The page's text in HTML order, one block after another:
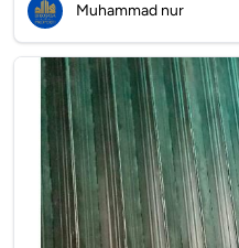
Muhammad nur